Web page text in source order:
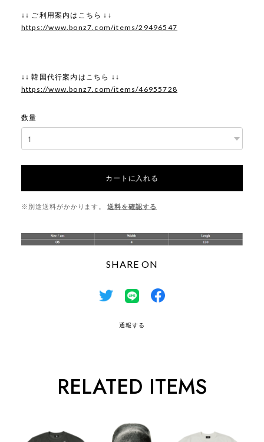
↓↓ ご利用案内はこちら ↓↓
https://www.bonz7.com/items/29496547
↓↓ 韓国代行案内はこちら ↓↓
https://www.bonz7.com/items/46955728
数量
カートに入れる
※別途送料がかかります。 送料を確認する
SHARE ON
通報する
RELATED ITEMS